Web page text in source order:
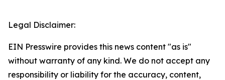
Legal Disclaimer:
EIN Presswire provides this news content "as is"
without warranty of any kind. We do not accept any
responsibility or liability for the accuracy, content,